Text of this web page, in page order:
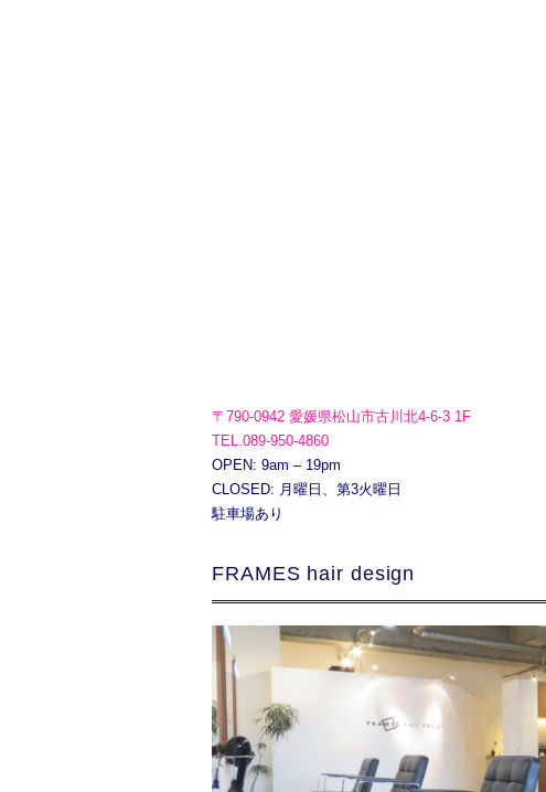
〒790-0942 愛媛県松山市古川北4-6-3 1F
TEL.089-950-4860
OPEN: 9am – 19pm
CLOSED: 月曜日、第3火曜日
駐車場あり
FRAMES hair design